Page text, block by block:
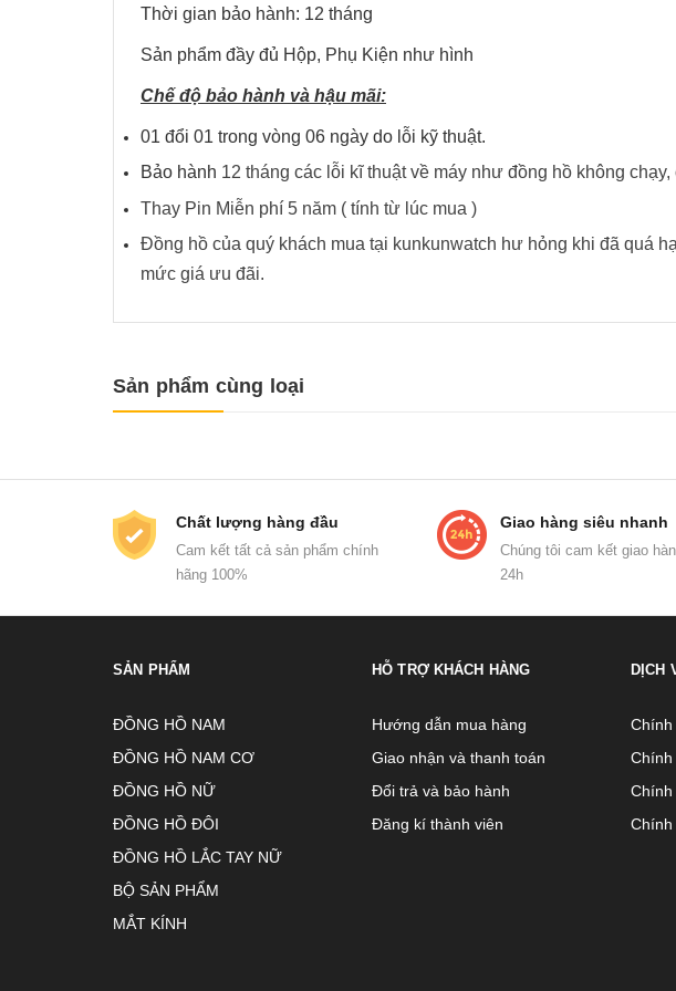
Thời gian bảo hành: 12 tháng
Sản phẩm đầy đủ Hộp, Phụ Kiện như hình
Chế độ bảo hành và hậu mãi:
01 đổi 01 trong vòng 06 ngày do lỗi kỹ thuật.
Bảo hành 12 tháng các lỗi kĩ thuật về máy như đồng hồ không
Thay Pin Miễn phí 5 năm ( tính từ lúc mua )
Đồng hồ của quý khách mua tại kunkunwatch hư hỏng khi đã quá
mức giá ưu đãi.
Sản phẩm cùng loại
Chất lượng hàng đầu
Cam kết tất cả sản phẩm chính
hãng 100%
Giao hàng siêu nhanh
Chúng tôi cam kết giao
24h
SẢN PHẨM
ĐỒNG HỒ NAM
ĐỒNG HỒ NAM CƠ
ĐỒNG HỒ NỮ
ĐỒNG HỒ ĐÔI
ĐỒNG HỒ LẮC TAY NỮ
BỘ SẢN PHẨM
MẮT KÍNH
HỖ TRỢ KHÁCH HÀNG
Hướng dẫn mua hàng
Giao nhận và thanh toán
Đổi trả và bảo hành
Đăng kí thành viên
DỊCH
Chính
Chính
Chính
Chính